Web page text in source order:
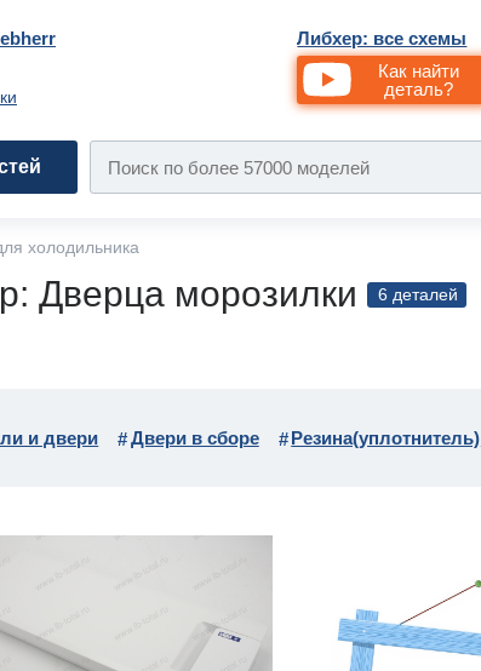
Либхер: все схемы
Как найти
деталь?
холодильника
Дверца морозилки 6 деталей
и двери Двери в сборе Резина(уплотнитель)